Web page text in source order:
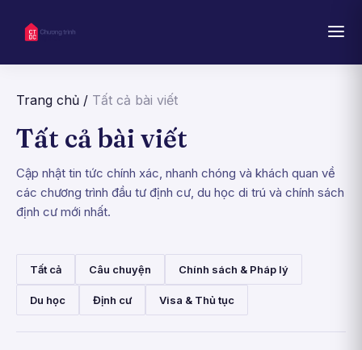
Trang chủ / Tất cả bài viết
Tất cả bài viết
Cập nhật tin tức chính xác, nhanh chóng và khách quan về
các chương trình đầu tư định cư, du học di trú và chính sách
định cư mới nhất.
Tất cả Câu chuyện Chính sách & Pháp lý
Du học Định cư Visa & Thủ tục